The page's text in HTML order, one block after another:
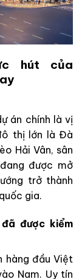
hút của
án chính là vị
thị lớn là Đà
Hải Vân, sân
được mở
trở thành
gia.
được kiểm
hàng đầu Việt
Nam. Uy tín